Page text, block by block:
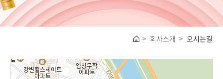
회사소개 오시는길